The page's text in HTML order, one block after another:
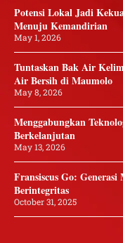
Potensi Lokal Jadi
Menuju Kemandirian
May 1, 2026
Tuntaskan Bak Air
Air Bersih di Maumolo
May 8, 2026
Menggabungkan
Berkelanjutan
May 13, 2026
Fransiscus Go:
Berintegritas
October 31, 2025